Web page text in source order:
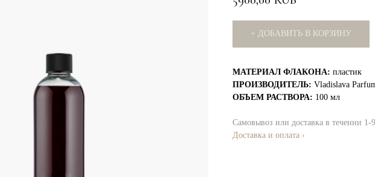
+ ДОБАВИТЬ В КОРЗИНУ
МАТЕРИАЛ ФЛАКОНА: пластик
ПРОИЗВОДИТЕЛЬ: Vladislava
ОБЪЕМ РАСТВОРА: 100 мл
Самовывоз или доставка в течении 1-
Доставка и оплата ›